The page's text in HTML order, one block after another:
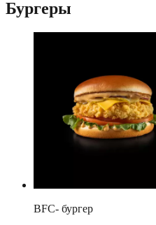
Бургеры
BFC- бургер